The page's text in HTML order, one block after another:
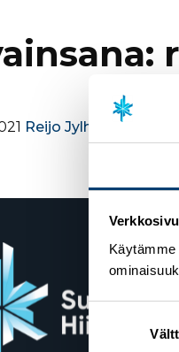
Suostumuksen
valinta
Reijo Jylhälle